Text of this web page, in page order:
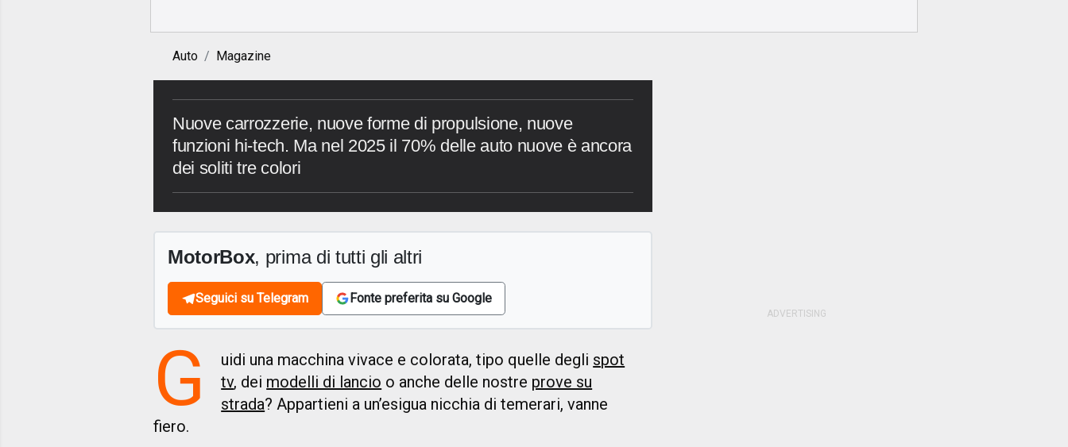
Auto Magazine
Nuove carrozzerie, nuove forme di propulsione, nuove
funzioni hi-tech. Ma nel 2025 il 70% delle auto nuove è ancora
dei soliti tre colori
MotorBox, prima di tutti gli altri
Seguici su Telegram Fonte preferita su Google
G uidi una macchina vivace e colorata, tipo quelle degli spot
tv, dei modelli di lancio o anche delle nostre prove su
strada? Appartieni a un’esigua nicchia di temerari, vanne
fiero.